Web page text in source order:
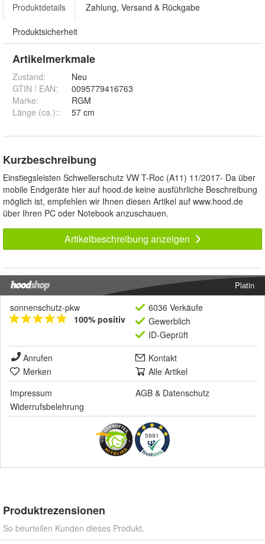
Produktdetails Zahlung, Versand & Rückgabe
Produktsicherheit
Artikelmerkmale
Zustand:
Neu
GTIN / EAN:
0095779416763
Marke:
RGM
Länge (ca.):: 57 cm
Kurzbeschreibung
Einstiegsleisten Schwellerschutz VW T-Roc (A11) 11/2017- Da über
mobile Endgeräte hier auf hood.de keine ausführliche Beschreibung
möglich ist, empfehlen wir Ihnen diesen Artikel auf www.hood.de
über Ihren PC oder Notebook anzuschauen.
Artikelbeschreibung anzeigen
Platin
sonnenschutz-pkw
100% positiv
6036 Verkäufe
Gewerblich
ID-Geprüft
Anrufen
Kontakt
Merken
Alle Artikel
Impressum
AGB & Datenschutz
Widerrufsbelehrung
5991
Produktrezensionen
So beurteilen Kunden dieses Produkt.